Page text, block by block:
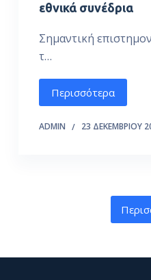
εθνικά συνέδρια
Σημαντική
τ…
Περισσότερα
ADMIN 23 ΔΕΚΕΜΒΡΊΟΥ